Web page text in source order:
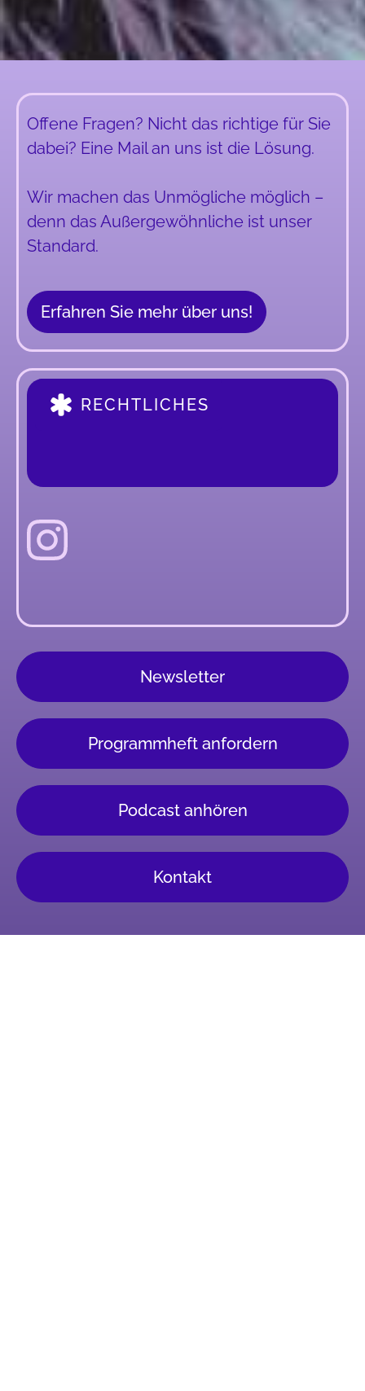
v
Offene Fragen? Nicht das richtige für Sie
dabei? Eine Mail an uns ist die Lösung.
Wir machen das Unmögliche möglich –
denn das Außergewöhnliche ist unser
Standard.
Erfahren Sie mehr über uns!
RECHTLICHES
Newsletter
Programmheft anfordern
Podcast anhören
Kontakt